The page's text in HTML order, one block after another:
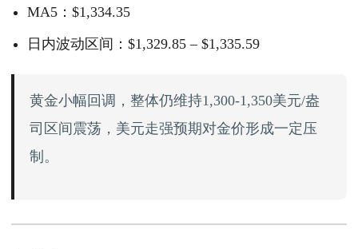
MA5：$1,334.35
日内波动区间：$1,329.85 – $1,335.59
黄金小幅回调，整体仍维持1,300-1,350美元/盎
司区间震荡，美元走强预期对金价形成一定压
制。